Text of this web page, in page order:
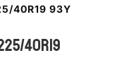
40R19 93Y
40R19